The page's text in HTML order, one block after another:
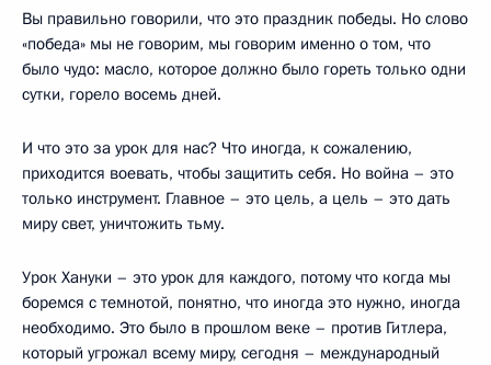
Вы правильно говорили, что это праздник победы. Но слово
«победа» мы не говорим, мы говорим именно о том, что
было чудо: масло, которое должно было гореть только одни
сутки, горело восемь дней.
И что это за урок для нас? Что иногда, к сожалению,
приходится воевать, чтобы защитить себя. Но война – это
только инструмент. Главное – это цель, а цель – это дать
миру свет, уничтожить тьму.
Урок Хануки – это урок для каждого, потому что когда мы
боремся с темнотой, понятно, что иногда это нужно, иногда
необходимо. Это было в прошлом веке – против Гитлера,
который угрожал всему миру, сегодня – международный